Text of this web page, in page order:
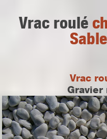
Vrac roulé
Vrac
Gravier